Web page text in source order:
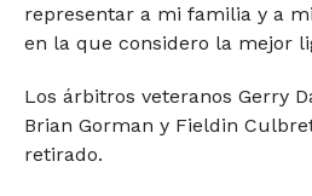
representar a mi familia y a
en la que considero la mejor
Los árbitros veteranos Gerry
Brian Gorman y Fieldin
retirado.